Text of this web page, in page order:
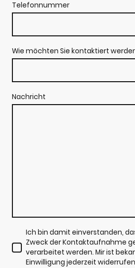
Telefonnummer
Wie möchten Sie kontaktiert
Nachricht
Ich bin damit einverstanden,
Zweck der Kontaktaufnahme
verarbeitet werden. Mir ist
Einwilligung jederzeit